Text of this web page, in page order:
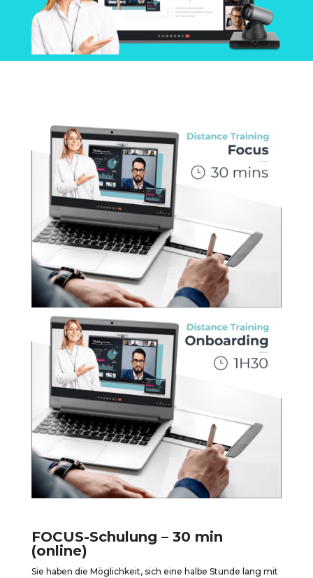
FOCUS-Schulung – 30 min
(online)
Sie haben die Möglichkeit, sich eine halbe Stunde lang mit